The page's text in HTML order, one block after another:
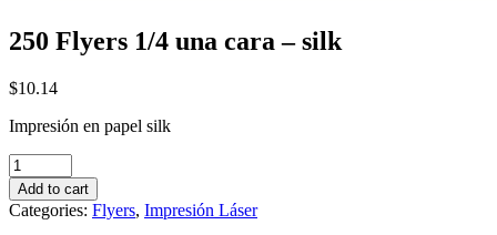
250 Flyers 1/4 una cara – silk
$10.14
Impresión en papel silk
250
Flyers
1/4
una
Add to cart
Categories: Flyers, Impresión Láser